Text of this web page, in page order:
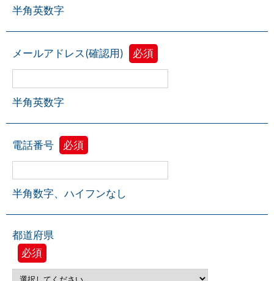
半角英数字
メールアドレス(確認用) 必須
半角英数字
電話番号 必須
半角数字、ハイフンなし
都道府県
必須